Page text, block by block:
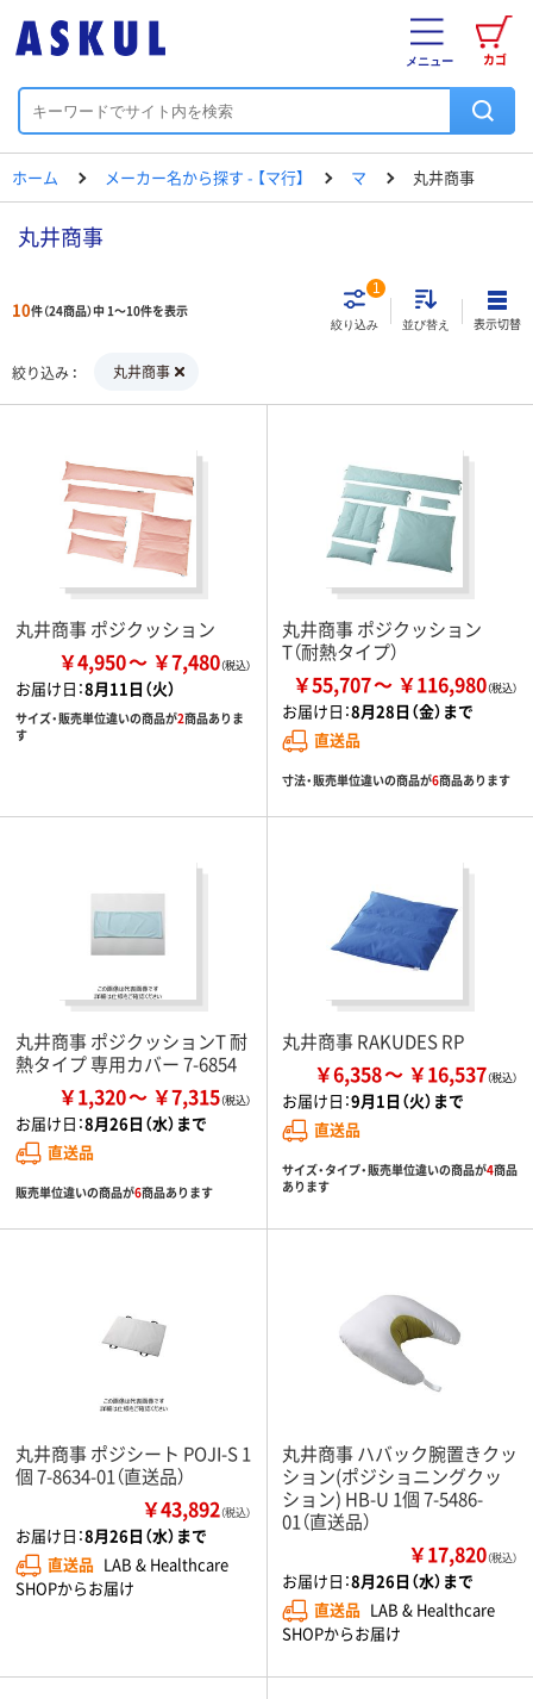
カゴ
メニュー
ホーム メーカー名から探す - 【マ行】 マ 丸井商事
丸井商事
10件（24商品）中 1～10件を表示
絞り込み
1
並び替え 表示切替
絞り込み 丸井商事
丸井商事 ポジクッション
￥4,950 ￥7,480
お届け日：8月11日（火）
サイズ・販売単位違いの商品が2商品ありま
す
丸井商事 ポジクッション
T（耐熱タイプ）
￥55,707 ￥116,980
お届け日：8月28日（金）まで
直送品
寸法・販売単位違いの商品が6商品あります
丸井商事 ポジクッションT 耐
熱タイプ 専用カバー 7-6854
￥1,320 ￥7,315
お届け日：8月26日（水）まで
直送品
販売単位違いの商品が6商品あります
丸井商事 RAKUDES RP
￥6,358 ￥16,537
お届け日：9月1日（火）まで
直送品
サイズ・タイプ・販売単位違いの商品が4商品
あります
丸井商事 ポジシート POJI-S 1
個 7-8634-01（直送品）
￥43,892（税込）
お届け日：8月26日（水）まで
直送品 LAB & Healthcare
SHOPからお届け
丸井商事 ハバック腕置きクッ
ション(ポジショニングクッ
ション) HB-U 1個 7-5486-
01（直送品）
￥17,820（税込）
お届け日：8月26日（水）まで
直送品 LAB & Healthcare
SHOPからお届け